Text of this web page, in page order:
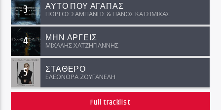
3 ΑΥΤΟ ΠΟΥ ΑΓΑΠΑΣ
ΓΙΩΡΓΟΣ ΣΑΜΠΑΝΗΣ & ΠΑΝΟΣ ΚΑΤΣΙΜΙΧΑΣ
4 ΜΗΝ ΑΡΓΕΙΣ
ΜΙΧΑΛΗΣ ΧΑΤΖΗΓΙΑΝΝΗΣ
5 ΣΤΑΘΕΡΟ
ΕΛΕΩΝΟΡΑ ΖΟΥΓΑΝΕΛΗ
Full tracklist